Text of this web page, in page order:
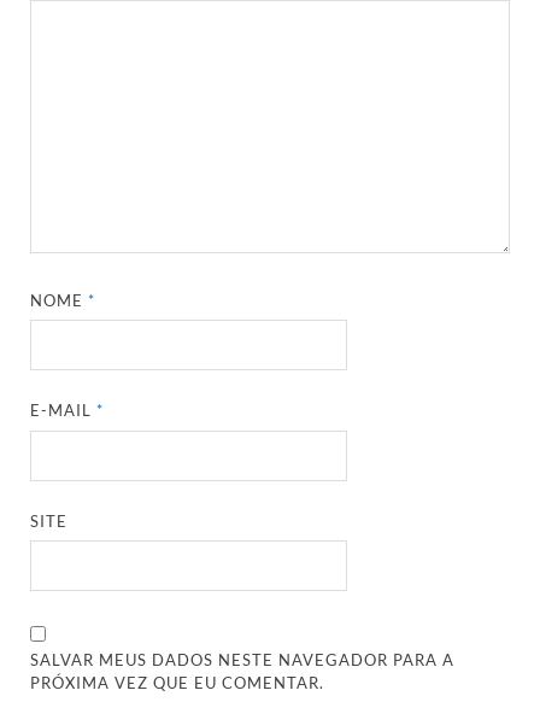
NOME*
E-MAIL*
SITE
SALVAR MEUS DADOS NESTE NAVEGADOR PARA A
PRÓXIMA VEZ QUE EU COMENTAR.